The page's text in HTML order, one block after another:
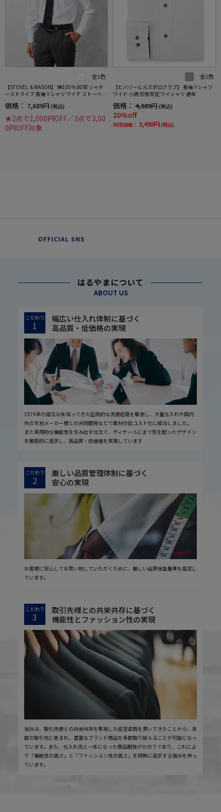
全1色
【STOVEL ＆MASON】 綿100％ 80双 シャド
ーストライプ 長袖Ｙシャツ ワイド ストーベル
アンド メイソン 形態安定 ワイシャツ 通年
価格： 7,689円 (税込)
★2点で1,000円OFF／3点で3,00
0円OFF対象
全1色
【ビバリーヒルズポロクラブ】 長袖Ｙシャツ
ワイド 小柄 形態安定 ワイシャツ 通年
価格： 4,389円 (税込)
20%off
WEB価格： 3,490円 (税込)
OFFICIAL SNS
はるやまについて
ABOUT US
こだわり
1
幅広い仕入れ体制に基づく
高品質・低価格の実現
1974年の設立以来培ってきた圧倒的な流通経路を駆使し、大量仕入れや国内
外の生地メーカー様との共同開発などで素材の低コスト化に成功しました。
また実用的な機能性を生み出す仕立て、ディテールにまで気を配ったデザイン
を徹底的に追求し、高品質・低価格を実現しています
こだわり
2
厳しい品質管理体制に基づく
安心の実現
お客様に安心してお買い物していただくために、厳しい品質検査基準を設定し
ています。
こだわり
3
取引先様との共栄共存に基づく
機能性とファッション性の実現
当社は、取引先様との共栄共存を重視した経営姿勢を貫いてきたことから、多
数の取引先に恵まれ、豊富なブランド商品を多数取り揃えることが可能になっ
ています。また、仕入れ先と一体になった商品開発がかのうであり、これによ
り「機能性の高さ」と「ファッション性の高さ」を同時に追求する強みを持っ
ています。